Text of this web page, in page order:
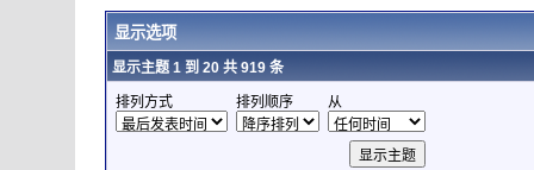
显示选项
显示主题 1 到 20 共 919 条
排列方式 排列顺序 从